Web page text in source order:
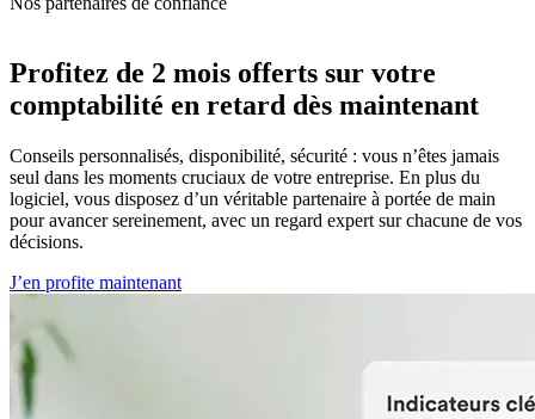
Profitez de 2 mois offerts sur votre
comptabilité en retard dès maintenant
Conseils personnalisés, disponibilité, sécurité : vous n’êtes jamais
seul dans les moments cruciaux de votre entreprise. En plus du
logiciel, vous disposez d’un véritable partenaire à portée de main
pour avancer sereinement, avec un regard expert sur chacune de vos
décisions.
J’en profite maintenant